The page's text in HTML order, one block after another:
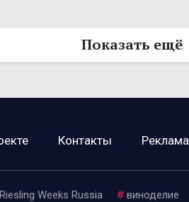
Показать ещё
Контакты Реклама
Riesling Weeks Russia # виноделие